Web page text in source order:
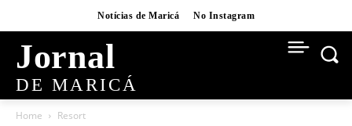
Notícias de Maricá No Instagram
Jornal
DE MARICÁ
Home Resort